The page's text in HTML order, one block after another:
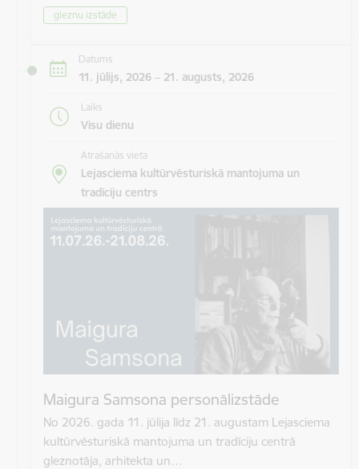
gleznu izstāde
Datums
11. jūlijs, 2026 – 21. augusts, 2026
Laiks
Visu dienu
Atrašanās vieta
Lejasciema kultūrvēsturiskā mantojuma un
tradīciju centrs
Maigura Samsona personālizstāde
No 2026. gada 11. jūlija līdz 21. augustam Lejasciema
kultūrvēsturiskā mantojuma un tradīciju centrā
gleznotāja, arhitekta un…